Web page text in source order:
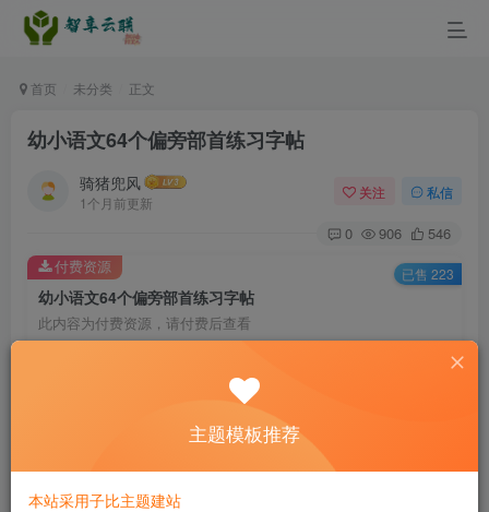
首页 未分类 正文
幼小语文64个偏旁部首练习字帖
骑猪兜风
1个月前更新
关注 私信
0 906 546
幼小语文64个偏旁部首练习字帖
此内容为付费资源，请付费后查看
3.5
您当前未登录！建议登陆后购买，可保存购买订单
付费资源 已售 223
主题模板推荐
本站采用子比主题建站